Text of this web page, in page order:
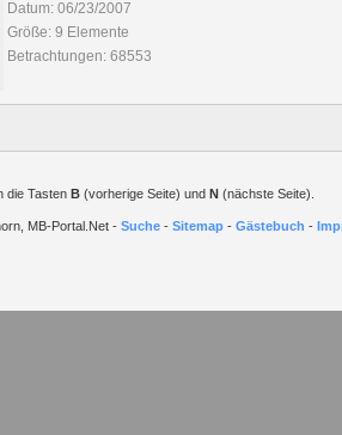
Datum: 06/23/2007
Größe: 9 Elemente
Betrachtungen: 68553
die Tasten B (vorherige Seite) und N (nächste Seite).
MB-Portal.Net - Suche - Sitemap - Gästebuch -